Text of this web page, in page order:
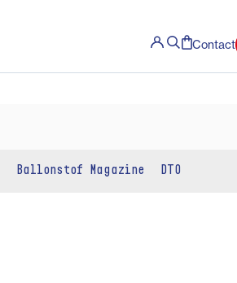
Contact
Ballonstof Magazine DTO